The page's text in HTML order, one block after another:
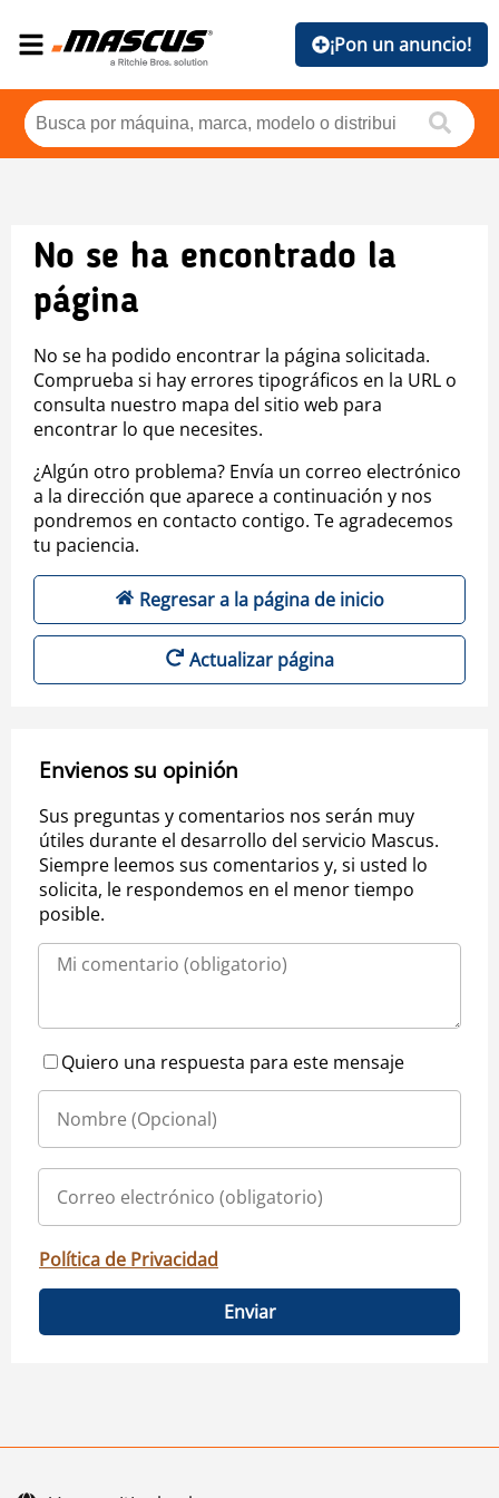
¡Pon un anuncio!
No se ha encontrado la
página
No se ha podido encontrar la página solicitada.
Comprueba si hay errores tipográficos en la URL o
consulta nuestro mapa del sitio web para
encontrar lo que necesites.
¿Algún otro problema? Envía un correo electrónico
a la dirección que aparece a continuación y nos
pondremos en contacto contigo. Te agradecemos
tu paciencia.
Regresar a la página de inicio
Actualizar página
Envienos su opinión
Sus preguntas y comentarios nos serán muy
útiles durante el desarrollo del servicio Mascus.
Siempre leemos sus comentarios y, si usted lo
solicita, le respondemos en el menor tiempo
posible.
Quiero una respuesta para este mensaje
Política de Privacidad
Enviar